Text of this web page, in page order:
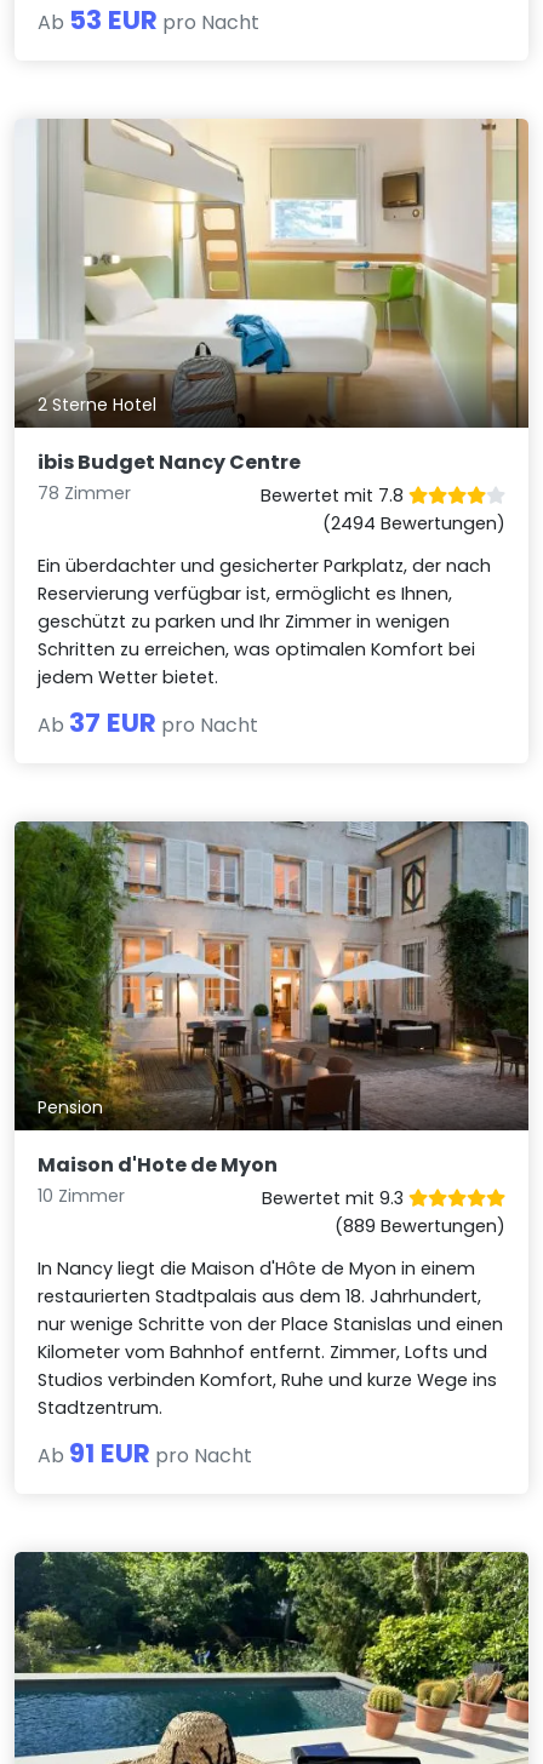
Ab 53 EUR pro Nacht
2 Sterne Hotel
ibis Budget Nancy Centre
78 Zimmer
Bewertet mit 7.8
(2494 Bewertungen)
Ein überdachter und gesicherter Parkplatz, der nach
Reservierung verfügbar ist, ermöglicht es Ihnen,
geschützt zu parken und Ihr Zimmer in wenigen
Schritten zu erreichen, was optimalen Komfort bei
jedem Wetter bietet.
Ab 37 EUR pro Nacht
Pension
Maison d'Hote de Myon
10 Zimmer
Bewertet mit 9.3
(889 Bewertungen)
In Nancy liegt die Maison d'Hôte de Myon in einem
restaurierten Stadtpalais aus dem 18. Jahrhundert,
nur wenige Schritte von der Place Stanislas und einen
Kilometer vom Bahnhof entfernt. Zimmer, Lofts und
Studios verbinden Komfort, Ruhe und kurze Wege ins
Stadtzentrum.
Ab 91 EUR pro Nacht